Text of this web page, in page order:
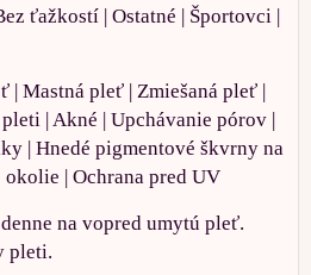
ťažkostí | Ostatné | Športovci |
| Mastná pleť | Zmiešaná pleť |
| Akné | Upchávanie pórov |
| Hnedé pigmentové škvrny na
| Ochrana pred UV
na vopred umytú pleť.
pleti.